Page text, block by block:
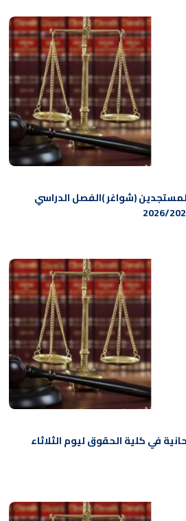
(شواغر )الفصل الدراسي
جدول توزيع القاعات الامتحانية في كلية الحقوق ليوم الثلاثاء